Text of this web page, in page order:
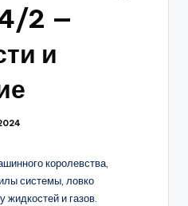
2 —
и
королевства,
системы, ловко
жидкостей и газов.